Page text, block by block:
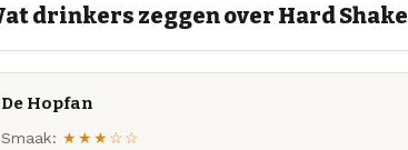
drinkers zeggen over Hard Shake
De Hopfan
Smaak: ★★★☆☆